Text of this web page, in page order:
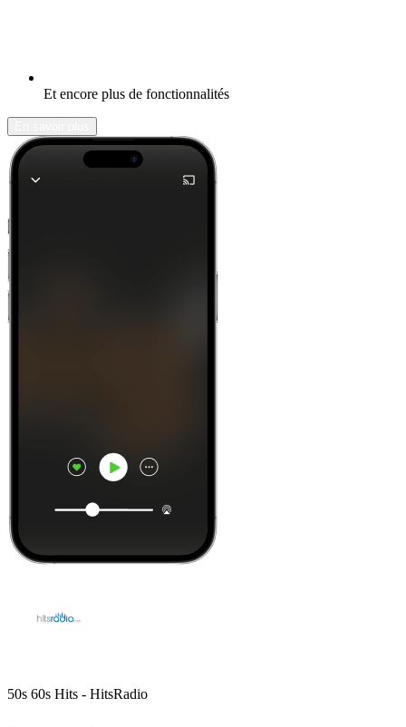
Et encore plus de fonctionnalités
50s 60s Hits - HitsRadio